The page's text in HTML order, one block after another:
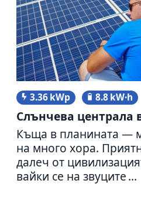
3.36 kWp 8.8 kW·h
Слънчева цен­трала
Къща в пла­ни­ната —
на много хора.
далеч от
вайки се на зву­ците ...